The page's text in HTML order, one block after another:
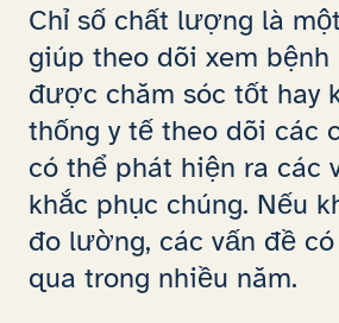
Chỉ số chất lượng là
giúp theo dõi xem bệnh
được chăm sóc tốt hay
thống y tế theo dõi các
có thể phát hiện ra các
khắc phục chúng. Nếu
đo lường, các vấn đề
qua trong nhiều năm.